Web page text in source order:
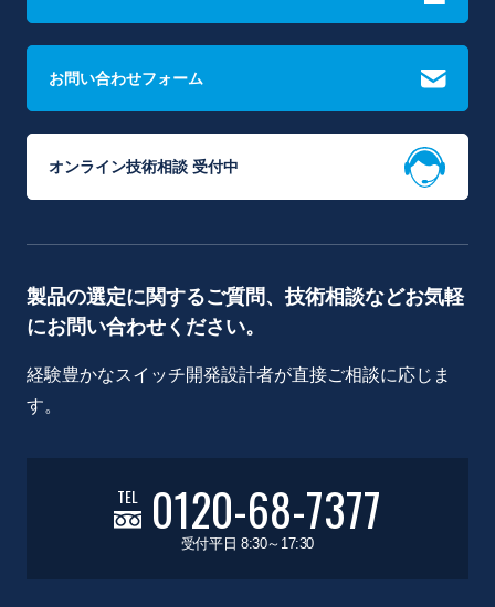
お問い合わせフォーム
オンライン技術相談 受付中
製品の選定に関するご質問、技術相談などお気軽
にお問い合わせください。
経験豊かなスイッチ開発設計者が直接ご相談に応じま
す。
TEL 0120-68-7377
受付平日 8:30～17:30